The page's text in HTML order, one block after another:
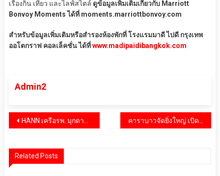
เรื่องกิน เที่ยว และไลฟ์สไตล์ ดูข้อมูลเพิ่มเติมเกี่ยวกับ Marriott
Bonvoy Moments ได้ที่ moments.marriottbonvoy.com
สำหรับข้อมูลเพิ่มเติมหรือสำรองห้องพักที่ โรงแรมมาดี ไปดี กรุงเทพ
ออโตกราฟ คอลเล็คชั่น ได้ที่www.madipaidibangkok.com
Admin2
แนะแนว
HANN เครือรพ. มุกดาหารอินเตอร์ฯ ช่วยเหลือบรรเทาความเดือดร้อนประชาชน ณ ศูนย์พักพิงชั่วคราวสำหรับผู้อพยพแนวชายแดนไทย-กัมพูชา
Related Posts